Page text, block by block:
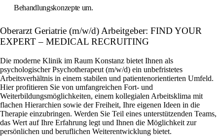
Behandlungskonzepte um.
Oberarzt Geriatrie (m/w/d) Arbeitgeber: FIND YOUR
EXPERT – MEDICAL RECRUITING
Die moderne Klinik im Raum Konstanz bietet Ihnen als
psychologischer Psychotherapeut (m/w/d) ein unbefristetes
Arbeitsverhältnis in einem stabilen und patientenorientierten Umfeld.
Hier profitieren Sie von umfangreichen Fort- und
Weiterbildungsmöglichkeiten, einem kollegialen Arbeitsklima mit
flachen Hierarchien sowie der Freiheit, Ihre eigenen Ideen in die
Therapie einzubringen. Werden Sie Teil eines unterstützenden Teams,
das Wert auf Ihre Erfahrung legt und Ihnen die Möglichkeit zur
persönlichen und beruflichen Weiterentwicklung bietet.